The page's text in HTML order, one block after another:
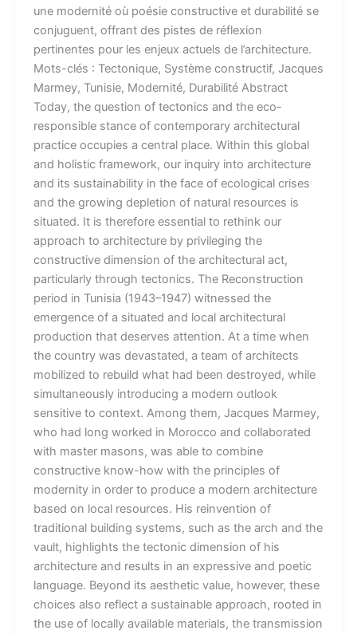
une modernité où poésie constructive et durabilité se
conjuguent, offrant des pistes de réflexion
pertinentes pour les enjeux actuels de l’architecture.
Mots-clés :​ Tectonique, Système constructif, Jacques
Marmey, Tunisie, Modernité, Durabilité Abstract
Today, the question of tectonics and the eco-
responsible stance of contemporary architectural
practice occupies a central place. Within this global
and holistic framework, our inquiry into architecture
and its sustainability in the face of ecological crises
and the growing depletion of natural resources is
situated. It is therefore essential to rethink our
approach to architecture by privileging the
constructive dimension of the architectural act,
particularly through tectonics. The Reconstruction
period in Tunisia (1943–1947) witnessed the
emergence of a situated and local architectural
production that deserves attention. At a time when
the country was devastated, a team of architects
mobilized to rebuild what had been destroyed, while
simultaneously introducing a modern outlook
sensitive to context. Among them, Jacques Marmey,
who had long worked in Morocco and collaborated
with master masons, was able to combine
constructive know-how with the principles of
modernity in order to produce a modern architecture
based on local resources. His reinvention of
traditional building systems, such as the arch and the
vault, highlights the tectonic dimension of his
architecture and results in an expressive and poetic
language. Beyond its aesthetic value, however, these
choices also reflect a sustainable approach, rooted in
the use of locally available materials, the transmission